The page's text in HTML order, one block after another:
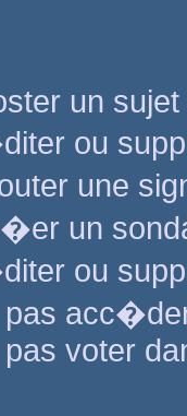
un
ou
une
un
ou
pas
voter